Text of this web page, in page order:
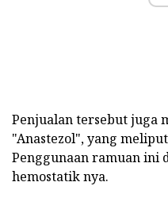
Penjualan tersebut
"Anastezol", yang
Penggunaan ramuan ini
hemostatik nya.